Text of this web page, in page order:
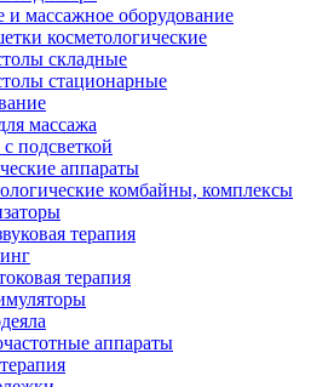
и массажное оборудование
косметологические
складные
стационарные
массажа
подсветкой
аппараты
комбайны, комплексы
терапия
терапия
аппараты